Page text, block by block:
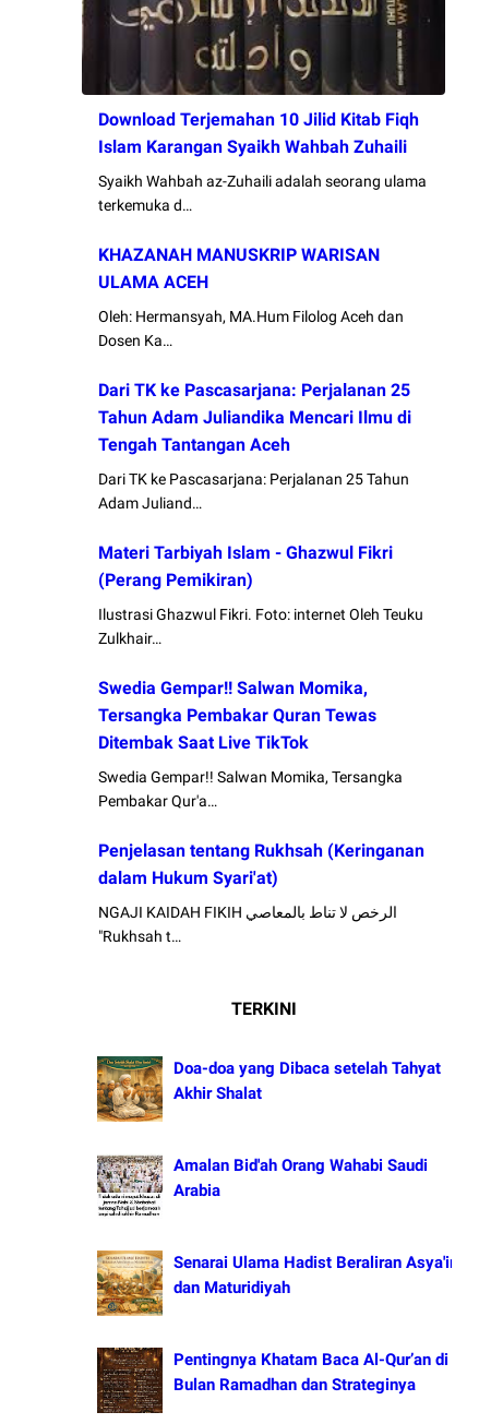
Download Terjemahan 10 Jilid Kitab Fiqh
Islam Karangan Syaikh Wahbah Zuhaili
Syaikh Wahbah az-Zuhaili adalah seorang ulama
terkemuka d…
KHAZANAH MANUSKRIP WARISAN
ULAMA ACEH
Oleh: Hermansyah, MA.Hum Filolog Aceh dan
Dosen Ka…
Dari TK ke Pascasarjana: Perjalanan 25
Tahun Adam Juliandika Mencari Ilmu di
Tengah Tantangan Aceh
Dari TK ke Pascasarjana: Perjalanan 25 Tahun
Adam Juliand…
Materi Tarbiyah Islam - Ghazwul Fikri
(Perang Pemikiran)
Ilustrasi Ghazwul Fikri. Foto: internet Oleh Teuku
Zulkhair…
Swedia Gempar!! Salwan Momika,
Tersangka Pembakar Quran Tewas
Ditembak Saat Live TikTok
Swedia Gempar!! Salwan Momika, Tersangka
Pembakar Qur'a…
Penjelasan tentang Rukhsah (Keringanan
dalam Hukum Syari'at)
NGAJI KAIDAH FIKIH الرخص لا تناط بالمعاصي
"Rukhsah t…
TERKINI
Doa-doa yang Dibaca setelah Tahyat
Akhir Shalat
Amalan Bid'ah Orang Wahabi Saudi
Arabia
Senarai Ulama Hadist Beraliran Asya'irah
dan Maturidiyah
Pentingnya Khatam Baca Al-Qur’an di
Bulan Ramadhan dan Strateginya